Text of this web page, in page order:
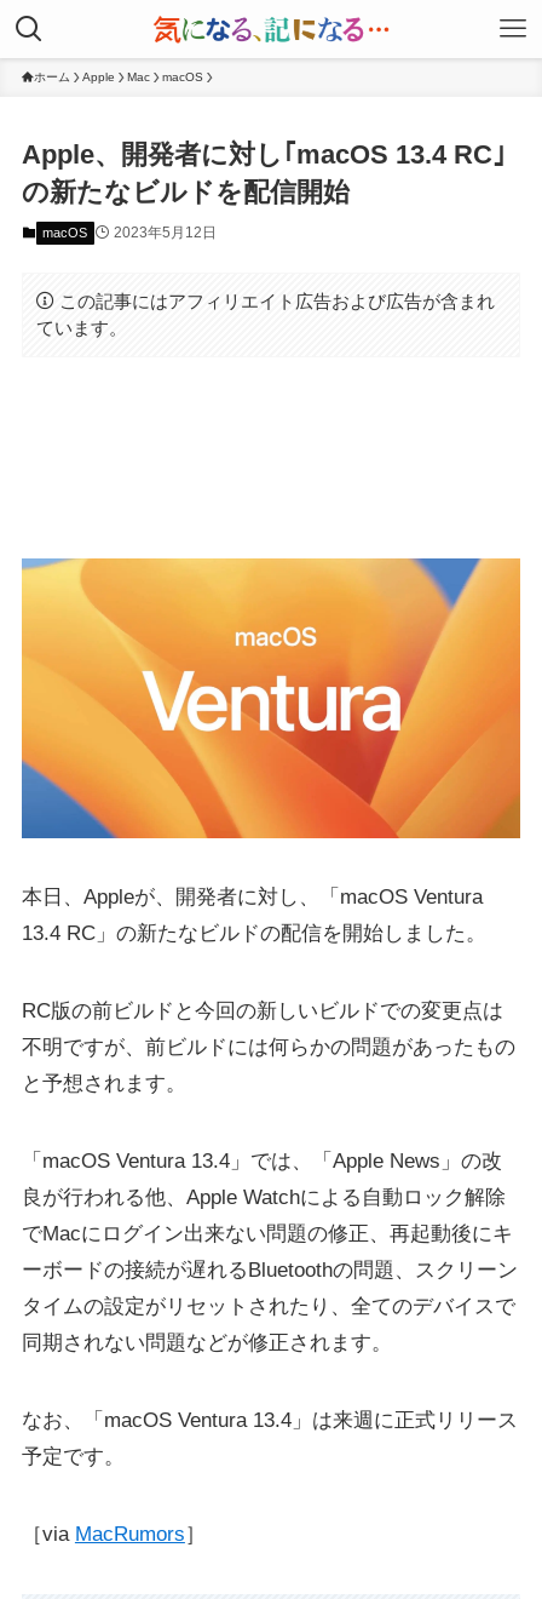
ホーム Apple Mac macOS
Apple、開発者に対し｢macOS 13.4 RC｣
の新たなビルドを配信開始
macOS 2023年5月12日
この記事にはアフィリエイト広告および広告が含まれ
ています。
本日、Appleが、開発者に対し、「macOS Ventura
13.4 RC」の新たなビルドの配信を開始しました。
RC版の前ビルドと今回の新しいビルドでの変更点は
不明ですが、前ビルドには何らかの問題があったもの
と予想されます。
「macOS Ventura 13.4」では、「Apple News」の改
良が行われる他、Apple Watchによる自動ロック解除
でMacにログイン出来ない問題の修正、再起動後にキ
ーボードの接続が遅れるBluetoothの問題、スクリーン
タイムの設定がリセットされたり、全てのデバイスで
同期されない問題などが修正されます。
なお、「macOS Ventura 13.4」は来週に正式リリース
予定です。
［via MacRumors］